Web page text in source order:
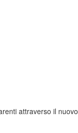
attraverso il nuovo